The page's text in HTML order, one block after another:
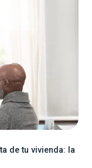
de tu vivienda: la